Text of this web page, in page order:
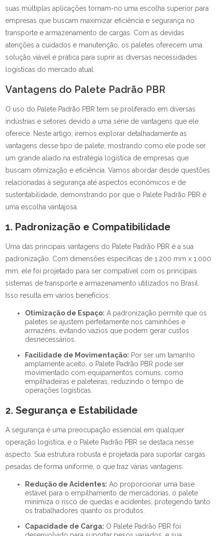
suas múltiplas aplicações tornam-no uma escolha superior para
empresas que buscam maximizar eficiência e segurança no
transporte e armazenamento de cargas. Com as devidas
atenções a cuidados e manutenção, os paletes oferecem uma
solução viável e prática para suprir as diversas necessidades
logísticas do mercado atual.
Vantagens do Palete Padrão PBR
O uso do Palete Padrão PBR tem se proliferado em diversas
indústrias e setores devido a uma série de vantagens que ele
oferece. Neste artigo, iremos explorar detalhadamente as
vantagens desse tipo de palete, mostrando como ele pode ser
um grande aliado na estratégia logística de empresas que
buscam otimização e eficiência. Vamos abordar desde questões
relacionadas à segurança até aspectos econômicos e de
sustentabilidade, demonstrando por que o Palete Padrão PBR é
uma escolha vantajosa.
1. Padronização e Compatibilidade
Uma das principais vantagens do Palete Padrão PBR é a sua
padronização. Com dimensões específicas de 1.200 mm x 1.000
mm, ele foi projetado para ser compatível com os principais
sistemas de transporte e armazenamento utilizados no Brasil.
Isso resulta em vários benefícios:
Otimização de Espaço: A padronização permite que os
paletes se ajustem perfeitamente nos caminhões e
armazéns, evitando vazios que podem gerar custos
desnecessários.
Facilidade de Movimentação: Por ser um tamanho
amplamente aceito, o Palete Padrão PBR pode ser
movimentado com equipamentos comuns, como
empilhadeiras e paleteiras, reduzindo o tempo de
operações logísticas.
2. Segurança e Estabilidade
A segurança é uma preocupação essencial em qualquer
operação logística, e o Palete Padrão PBR se destaca nesse
aspecto. Sua estrutura robusta é projetada para suportar cargas
pesadas de forma uniforme, o que traz várias vantagens:
Redução de Acidentes: Ao proporcionar uma base
estável para o empilhamento de mercadorias, o palete
minimiza o risco de quedas e acidentes, protegendo tanto
os trabalhadores quanto os produtos.
Capacidade de Carga: O Palete Padrão PBR foi